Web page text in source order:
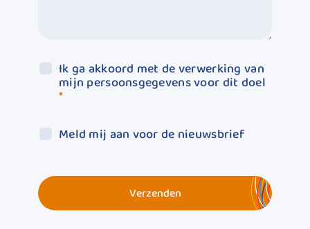
Ik ga akkoord met de verwerking van
mijn persoonsgegevens voor dit doel
*
Meld mij aan voor de nieuwsbrief